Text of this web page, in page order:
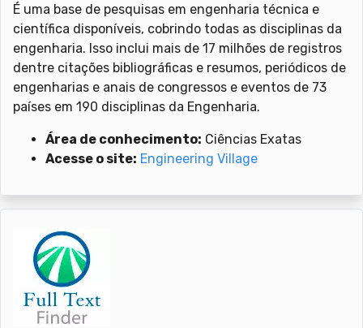
É uma base de pesquisas em engenharia técnica e
científica disponíveis, cobrindo todas as disciplinas da
engenharia. Isso inclui mais de 17 milhões de registros
dentre citações bibliográficas e resumos, periódicos de
engenharias e anais de congressos e eventos de 73
países em 190 disciplinas da Engenharia.
Área de conhecimento: Ciências Exatas
Acesse o site: Engineering Village